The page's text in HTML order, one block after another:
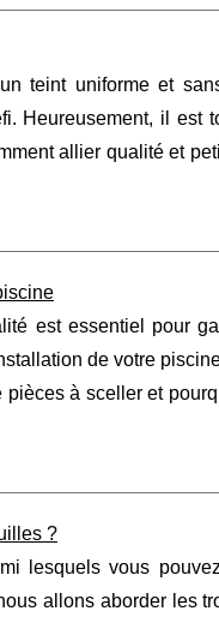
teint uniforme et
Heureusement, il est
allier qualité et
est essentiel pour
de votre
à sceller et
?
lesquels vous
allons aborder les